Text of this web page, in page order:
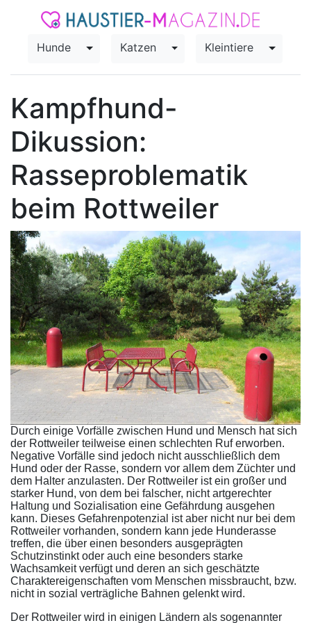
Hunde Toggle Dropdown
Katzen Toggle Dropdown
Kleintiere Toggle
Kampfhund-
Dikussion:
Rasseproblematik
beim Rottweiler
Durch einige Vorfälle zwischen Hund und Mensch hat sich
der Rottweiler teilweise einen schlechten Ruf erworben.
Negative Vorfälle sind jedoch nicht ausschließlich dem
Hund oder der Rasse, sondern vor allem dem Züchter und
dem Halter anzulasten. Der Rottweiler ist ein großer und
starker Hund, von dem bei falscher, nicht artgerechter
Haltung und Sozialisation eine Gefährdung ausgehen
kann. Dieses Gefahrenpotenzial ist aber nicht nur bei dem
Rottweiler vorhanden, sondern kann jede Hunderasse
treffen, die über einen besonders ausgeprägten
Schutzinstinkt oder auch eine besonders starke
Wachsamkeit verfügt und deren an sich geschätzte
Charaktereigenschaften vom Menschen missbraucht, bzw.
nicht in sozial verträgliche Bahnen gelenkt wird.
Der Rottweiler wird in einigen Ländern als sogenannter